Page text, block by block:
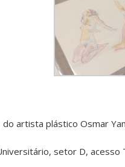
do artista plástico Osmar
setor D, acesso